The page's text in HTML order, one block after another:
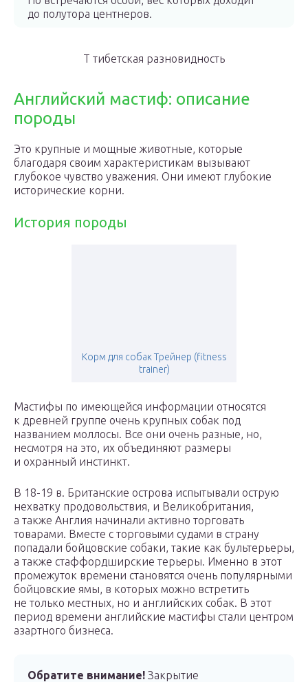
до полутора центнеров.
Т тибетская разновидность
Английский мастиф: описание
породы
Это крупные и мощные животные, которые
благодаря своим характеристикам вызывают
глубокое чувство уважения. Они имеют глубокие
исторические корни.
История породы
Корм для собак Трейнер (fitness
trainer)
Мастифы по имеющейся информации относятся
к древней группе очень крупных собак под
названием моллосы. Все они очень разные, но,
несмотря на это, их объединяют размеры
и охранный инстинкт.
В 18-19 в. Британские острова испытывали острую
нехватку продовольствия, и Великобритания,
а также Англия начинали активно торговать
товарами. Вместе с торговыми судами в страну
попадали бойцовские собаки, такие как бультерьеры,
а также стаффордширские терьеры. Именно в этот
промежуток времени становятся очень популярными
бойцовские ямы, в которых можно встретить
не только местных, но и английских собак. В этот
период времени английские мастифы стали центром
азартного бизнеса.
Обратите внимание! Закрытие